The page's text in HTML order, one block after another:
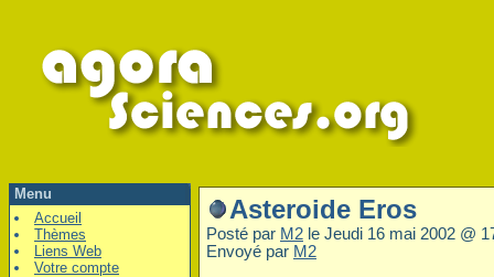
Menu
Accueil
Thèmes
Liens Web
Votre compte
Asteroide Eros
Posté par M2 le Jeudi 16 mai 2002 @
Envoyé par M2